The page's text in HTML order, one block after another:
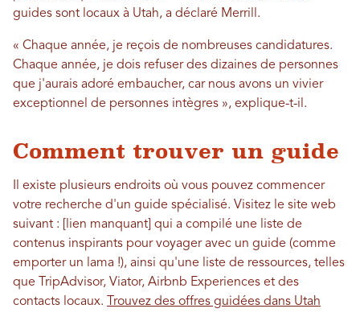
guides sont locaux à Utah, a déclaré Merrill.
« Chaque année, je reçois de nombreuses candidatures.
Chaque année, je dois refuser des dizaines de personnes
que j'aurais adoré embaucher, car nous avons un vivier
exceptionnel de personnes intègres », explique-t-il.
Comment trouver un guide
Il existe plusieurs endroits où vous pouvez commencer
votre recherche d'un guide spécialisé. Visitez le site web
suivant : [lien manquant] qui a compilé une liste de
contenus inspirants pour voyager avec un guide (comme
emporter un lama !), ainsi qu'une liste de ressources, telles
que TripAdvisor, Viator, Airbnb Experiences et des
contacts locaux.
Trouvez des offres guidées dans Utah